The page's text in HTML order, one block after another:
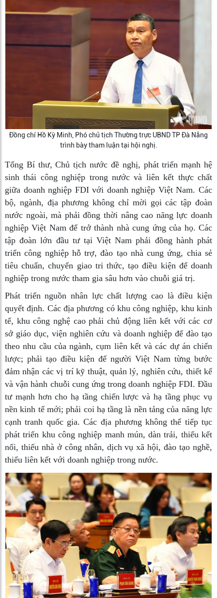
Đồng chí Hồ Kỳ Minh, Phó chủ tịch Thường trực UBND TP Đà Nẵng
trình bày tham luận tại hội nghị.
Tổng Bí thư, Chủ tịch nước đề nghị, phát triển mạnh hệ
sinh thái công nghiệp trong nước và liên kết thực chất
giữa doanh nghiệp FDI với doanh nghiệp Việt Nam. Các
bộ, ngành, địa phương không chỉ mời gọi các tập đoàn
nước ngoài, mà phải đồng thời nâng cao năng lực doanh
nghiệp Việt Nam để trở thành nhà cung ứng của họ. Các
tập đoàn lớn đầu tư tại Việt Nam phải đồng hành phát
triển công nghiệp hỗ trợ, đào tạo nhà cung ứng, chia sẻ
tiêu chuẩn, chuyển giao tri thức, tạo điều kiện để doanh
nghiệp trong nước tham gia sâu hơn vào chuỗi giá trị.
Phát triển nguồn nhân lực chất lượng cao là điều kiện
quyết định. Các địa phương có khu công nghiệp, khu kinh
tế, khu công nghệ cao phải chủ động liên kết với các cơ
sở giáo dục, viện nghiên cứu và doanh nghiệp để đào tạo
theo nhu cầu của ngành, cụm liên kết và các dự án chiến
lược; phải tạo điều kiện để người Việt Nam từng bước
đảm nhận các vị trí kỹ thuật, quản lý, nghiên cứu, thiết kế
và vận hành chuỗi cung ứng trong doanh nghiệp FDI. Đầu
tư mạnh hơn cho hạ tầng chiến lược và hạ tầng phục vụ
nền kinh tế mới; phải coi hạ tầng là nền tảng của năng lực
cạnh tranh quốc gia. Các địa phương không thể tiếp tục
phát triển khu công nghiệp manh mún, dàn trải, thiếu kết
nối, thiếu nhà ở công nhân, dịch vụ xã hội, đào tạo nghề,
thiếu liên kết với doanh nghiệp trong nước.